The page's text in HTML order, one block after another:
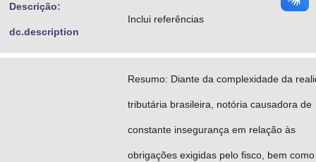
Descrição:
dc.description
Inclui referências
Resumo: Diante da complexidade da
tributária brasileira, notória causadora de
constante insegurança em relação às
obrigações exigidas pelo fisco, bem